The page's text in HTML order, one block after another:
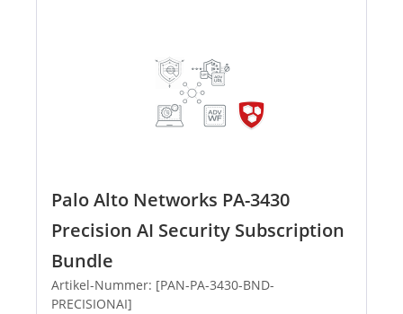
Palo Alto Networks PA-3430
Precision AI Security Subscription
Bundle
Artikel-Nummer: [PAN-PA-3430-BND-
PRECISIONAI]